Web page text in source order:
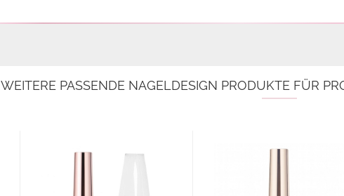
WEITERE PASSENDE NAGELDESIGN PRODUKTE FÜR